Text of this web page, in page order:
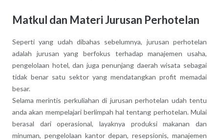
Matkul dan Materi Jurusan Perhotelan
Seperti yang udah dibahas sebelumnya, jurusan perhotelan
adalah jurusan yang berfokus terhadap manajemen usaha,
pengelolaan hotel, dan juga penunjang daerah wisata sebagai
tidak benar satu sektor yang mendatangkan profit memadai
besar.
Selama merintis perkuliahan di jurusan perhotelan udah tentu
anda akan mempelajari berlimpah hal tentang perhotelan. Mulai
berasal dari operasional, layaknya produksi makanan dan
minuman, pengelolaan kantor depan, resepsionis, manajemen